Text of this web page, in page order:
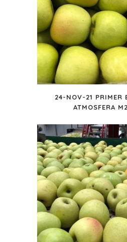
24-NOV-21 PRIMER
ATMOSFERA